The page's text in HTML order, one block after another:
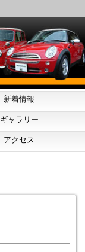
新着情報
ギャラリー
アクセス